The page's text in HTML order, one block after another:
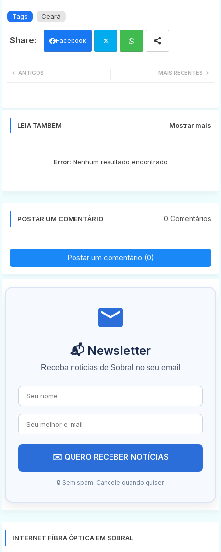
Tags Ceará
Facebook
MAIS RECENTES
ANTIGOS
LEIA TAMBÉM Mostrar mais
Error: Nenhum resultado encontrado
POSTAR UM COMENTÁRIO 0 Comentários
Postar um comentário (0)
📬 Newsletter
Receba notícias de Sobral no seu email
✉️ QUERO RECEBER NOTÍCIAS
🔒 Sem spam. Cancele quando quiser.
INTERNET FÍBRA ÓPTICA EM SOBRAL